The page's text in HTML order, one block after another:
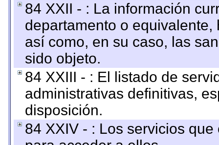
84 XXII - : La información
departamento o
así como, en su caso, las
sido objeto.
84 XXIII - : El listado de
administrativas definitivas,
disposición.
84 XXIV - : Los servicios